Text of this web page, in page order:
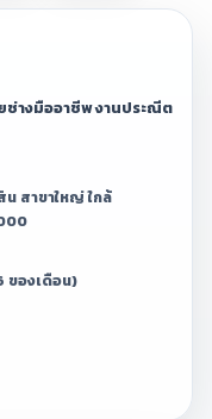
างมืออาชีพ งานประณีต
สาขาใหญ่ ใกล้
ของเดือน)